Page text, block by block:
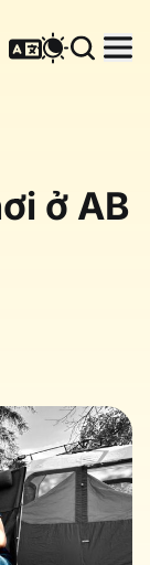
ở AB